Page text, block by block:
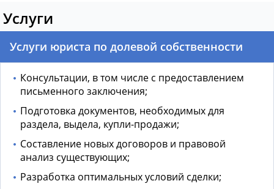
Услуги
Услуги юриста по долевой собственности
Консультации, в том числе с предоставлением
письменного заключения;
Подготовка документов, необходимых для
раздела, выдела, купли-продажи;
Составление новых договоров и правовой
анализ существующих;
Разработка оптимальных условий сделки;